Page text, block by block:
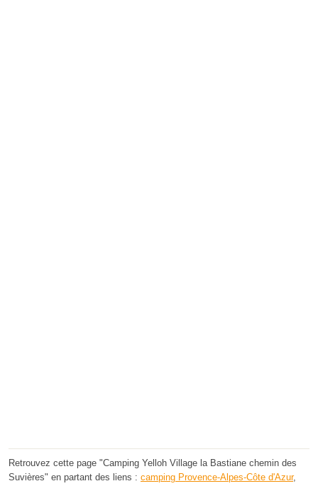
Retrouvez cette page "Camping Yelloh Village la Bastiane chemin des
Suvières" en partant des liens : camping Provence-Alpes-Côte d'Azur,